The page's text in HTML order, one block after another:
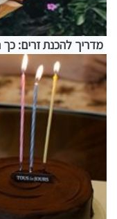
מדריך להכנת זרים: